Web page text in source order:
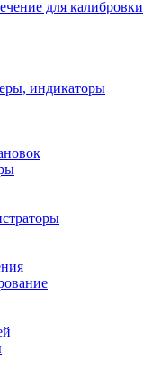
для калибровки
индикаторы